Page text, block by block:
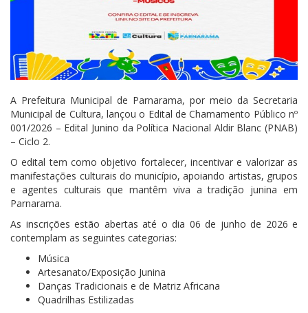
A Prefeitura Municipal de Parnarama, por meio da Secretaria
Municipal de Cultura, lançou o Edital de Chamamento Público nº
001/2026 – Edital Junino da Política Nacional Aldir Blanc (PNAB)
– Ciclo 2.
O edital tem como objetivo fortalecer, incentivar e valorizar as
manifestações culturais do município, apoiando artistas, grupos
e agentes culturais que mantêm viva a tradição junina em
Parnarama.
As inscrições estão abertas até o dia 06 de junho de 2026 e
contemplam as seguintes categorias:
Música
Artesanato/Exposição Junina
Danças Tradicionais e de Matriz Africana
Quadrilhas Estilizadas